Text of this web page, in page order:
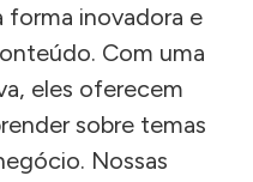
forma inovadora e
Com uma
eles oferecem
sobre temas
Nossas